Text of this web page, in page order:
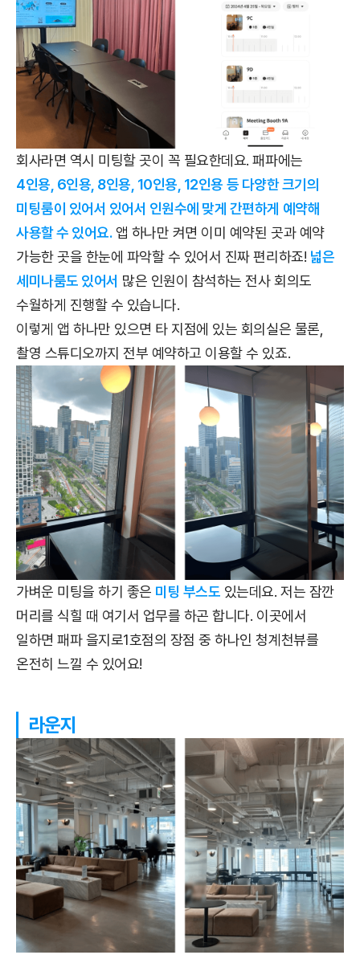
회사라면 역시 미팅할 곳이 꼭 필요한데요. 패파에는
4인용, 6인용, 8인용, 10인용, 12인용 등 다양한 크기의
미팅룸이 있어서 있어서 인원수에 맞게 간편하게 예약해
사용할 수 있어요.앱 하나만 켜면 이미 예약된 곳과 예약
가능한 곳을 한눈에 파악할 수 있어서 진짜 편리하죠! 넓은
세미나룸도 있어서 많은 인원이 참석하는 전사 회의도
수월하게 진행할 수 있습니다.
이렇게 앱 하나만 있으면 타 지점에 있는 회의실은 물론,
촬영 스튜디오까지 전부 예약하고 이용할 수 있죠.
가벼운 미팅을 하기 좋은 미팅 부스도 있는데요. 저는 잠깐
머리를 식힐 때 여기서 업무를 하곤 합니다. 이곳에서
일하면 패파 을지로1호점의 장점 중 하나인 청계천뷰를
온전히 느낄 수 있어요!
라운지